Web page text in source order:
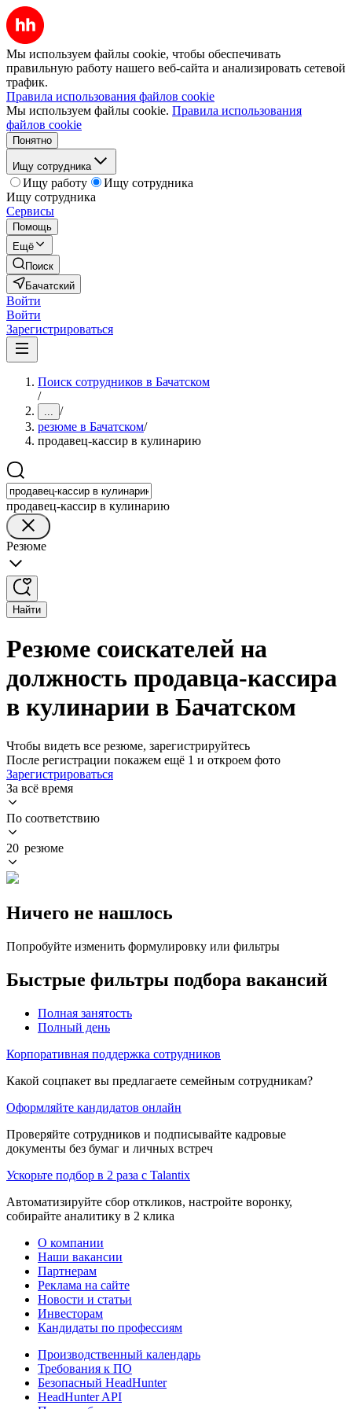
Мы используем файлы cookie, чтобы обеспечивать
правильную работу нашего веб-сайта и анализировать сетевой
трафик.
Правила использования файлов cookie
Мы используем файлы cookie. Правила использования
файлов cookie
Понятно
Ищу сотрудника
Ищу работу
Ищу сотрудника
Ищу сотрудника
Сервисы
Помощь
Ещё
Поиск
Бачатский
Войти
Войти
Зарегистрироваться
Поиск сотрудников в Бачатском
/
... /
резюме в Бачатском/
продавец-кассир в кулинарию
продавец-кассир в кулинарию
Резюме
Найти
Резюме соискателей на
должность продавца-кассира
в кулинарии в Бачатском
Чтобы видеть все резюме, зарегистрируйтесь
После регистрации покажем ещё 1 и откроем фото
Зарегистрироваться
За всё время
По соответствию
20 резюме
Ничего не нашлось
Попробуйте изменить формулировку или фильтры
Быстрые фильтры подбора вакансий
Полная занятость
Полный день
Корпоративная поддержка сотрудников
Какой соцпакет вы предлагаете семейным сотрудникам?
Оформляйте кандидатов онлайн
Проверяйте сотрудников и подписывайте кадровые
документы без бумаг и личных встреч
Ускорьте подбор в 2 раза с Talantix
Автоматизируйте сбор откликов, настройте воронку,
собирайте аналитику в 2 клика
О компании
Наши вакансии
Партнерам
Реклама на сайте
Новости и статьи
Инвесторам
Кандидаты по профессиям
Производственный календарь
Требования к ПО
Безопасный HeadHunter
HeadHunter API